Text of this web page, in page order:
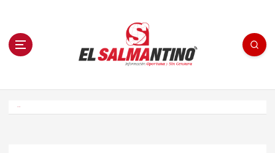
n El Salmantino - medios/noticias/editorial